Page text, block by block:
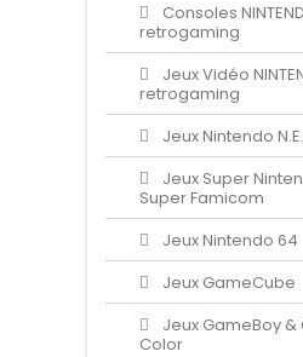
Consoles
retrogaming
Jeux Vidéo
retrogaming
Jeux Nintendo
Jeux Super
Super Famicom
Jeux Nintendo 64
Jeux GameCube
Jeux GameBoy
Color